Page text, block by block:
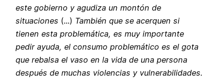
este gobierno y agudiza un montón de
situaciones (…) También que se acerquen si
tienen esta problemática, es muy importante
pedir ayuda, el consumo problemático es el gota
que rebalsa el vaso en la vida de una persona
después de muchas violencias y vulnerabilidades.